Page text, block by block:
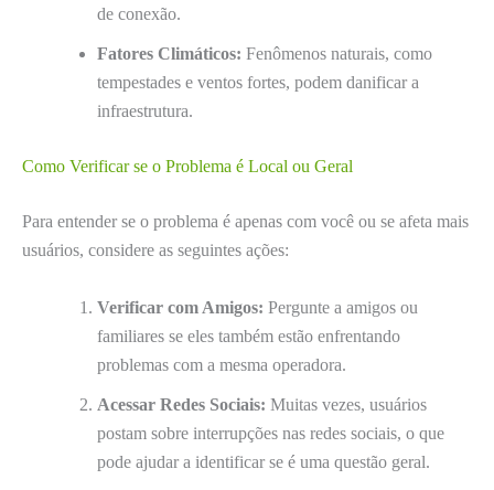
de conexão.
Fatores Climáticos: Fenômenos naturais, como
tempestades e ventos fortes, podem danificar a
infraestrutura.
Como Verificar se o Problema é Local ou Geral
Para entender se o problema é apenas com você ou se afeta mais
usuários, considere as seguintes ações:
Verificar com Amigos: Pergunte a amigos ou
familiares se eles também estão enfrentando
problemas com a mesma operadora.
Acessar Redes Sociais: Muitas vezes, usuários
postam sobre interrupções nas redes sociais, o que
pode ajudar a identificar se é uma questão geral.